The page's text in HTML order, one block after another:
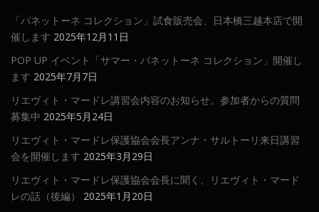
「パネットーネ コレクション」試食販売会、日本橋三越本店で開
催します 2025年12月11日
POP UP イベント「サマー・パネットーネ コレクション」開催し
ます 2025年7月7日
リエヴィト・マードレ講習会内容のお知らせ。参加者からの質問
募集中 2025年5月24日
リエヴィト・マードレ保護協会会長アンナ・サルトーリ来日講習
会を開催します 2025年3月29日
リエヴィト・マードレ保護協会会長に聞く、リエヴィト・マード
レの話（後編）
2025年1月20日